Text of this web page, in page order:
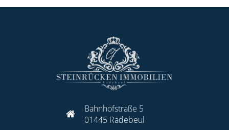
Bahnhofstraße 5
01445 Radebeul